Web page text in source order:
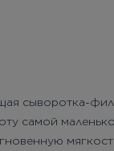
сыворотка-
самой